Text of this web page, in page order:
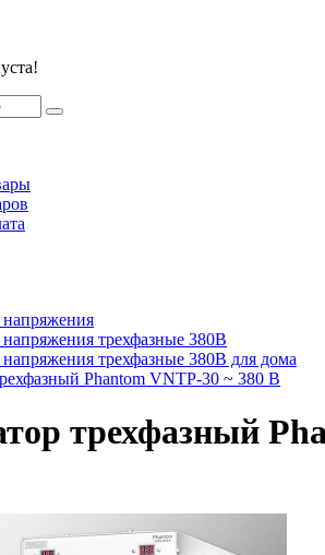
трехфазные 380В
трехфазные 380В для дома
Phantom VNTP-30 ~ 380 В
трехфазный